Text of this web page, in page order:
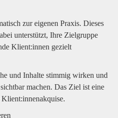
zur eigenen Praxis. Dieses
unterstützt, Ihre Zielgruppe
Klient:innen gezielt
und Inhalte stimmig wirken und
machen. Das Ziel ist eine
Klient:innenakquise.